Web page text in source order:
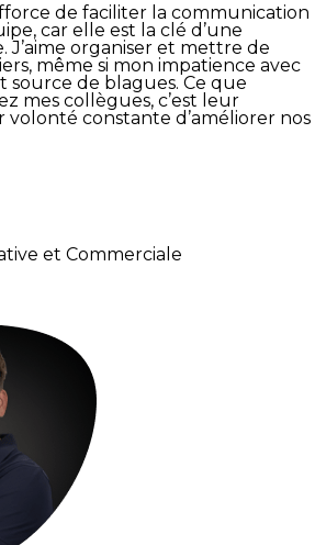
de faciliter la communication
car elle est la clé d’une
J’aime organiser et mettre de
même si mon impatience avec
source de blagues. Ce que
mes collègues, c’est leur
constante d’améliorer nos
et Commerciale